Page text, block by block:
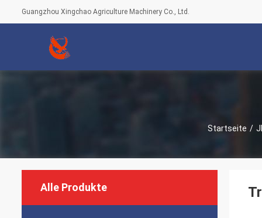
Guangzhou Xingchao Agriculture Machinery Co., Ltd.
Startseite /
Alle Produkte